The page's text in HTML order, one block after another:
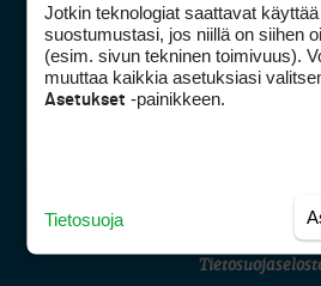
Golfpisteen
DSA
(digi)
Jotkin teknologiat saattavat
suostumustasi, jos niillä on siihen
(esim. sivun tekninen toimivuus).
muuttaa kaikkia asetuksiasi
Asetukset -painikkeen.
Tietosuoja